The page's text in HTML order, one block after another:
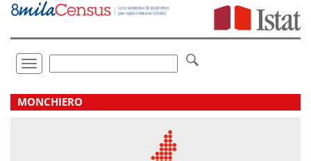
Vai
direttamente
Toggle
navigation
.
MONCHIERO